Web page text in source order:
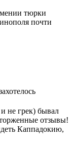
тюрки
почти
не грек) бывал
отзывы!
Каппадокию,